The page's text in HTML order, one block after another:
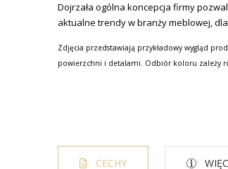
Dojrzała ogólna koncepcja firmy
aktualne trendy w branży meblowej,
Zdjęcia przedstawiają przykładowy wygląd
powierzchni i detalami. Odbiór koloru zależy
CECHY